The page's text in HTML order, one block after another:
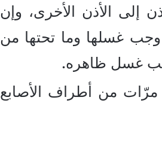
إلى الأذن الأخرى، وإن
غسلها وما تحتها من
غسل ظاهره.
مرّات من أطراف الأصابع